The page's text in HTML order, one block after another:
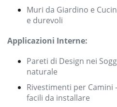
Muri da Giardino e
e durevoli
Applicazioni Interne:
Pareti di Design nei
naturale
Rivestimenti per Camini
facili da installare